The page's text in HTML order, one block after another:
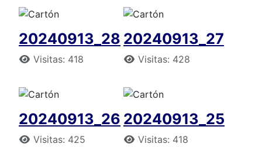
20240913_28
Detalles
Visitas: 418
20240913_27
Detalles
Visitas: 428
20240913_26
Detalles
Visitas: 425
20240913_25
Detalles
Visitas: 418